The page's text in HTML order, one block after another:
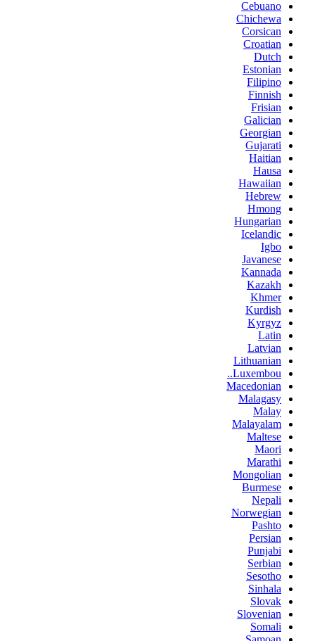
Cebuano
Chichewa
Corsican
Croatian
Dutch
Estonian
Filipino
Finnish
Frisian
Galician
Georgian
Gujarati
Haitian
Hausa
Hawaiian
Hebrew
Hmong
Hungarian
Icelandic
Igbo
Javanese
Kannada
Kazakh
Khmer
Kurdish
Kyrgyz
Latin
Latvian
Lithuanian
Luxembou..
Macedonian
Malagasy
Malay
Malayalam
Maltese
Maori
Marathi
Mongolian
Burmese
Nepali
Norwegian
Pashto
Persian
Punjabi
Serbian
Sesotho
Sinhala
Slovak
Slovenian
Somali